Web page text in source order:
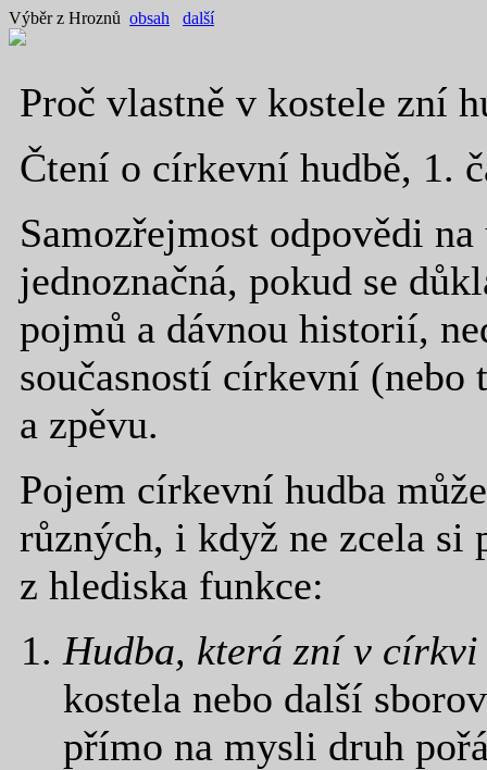
Výběr z Hroznů obsah další
Proč vlastně v kostele zní
Čtení o církevní hudbě, 1.
Samozřejmost odpovědi
jednoznačná, pokud se
pojmů a dávnou historií,
současností církevní
a zpěvu.
Pojem církevní hudba
různých, i když ne zcela
z hlediska funkce:
Hudba, která zní v církvi
kostela nebo další
přímo na mysli druh